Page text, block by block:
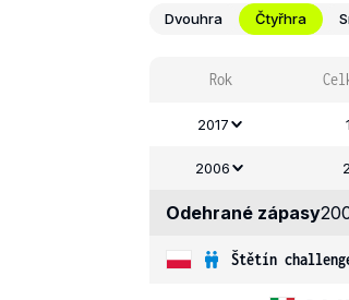
Dvouhra Čtyřhra
Rok
2017
2006
Odehrané zápasy
Štětín